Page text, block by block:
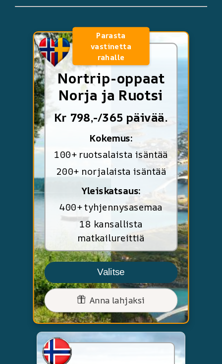
Parasta
vastinetta
rahalle
Nortrip-oppaat
Norja ja Ruotsi
Kr 798,-/365 päivää.
Kokemus:
100+ ruotsalaista isäntää
200+ norjalaista isäntää
Yleiskatsaus:
400+ tyhjennysasemaa
18 kansallista
matkailureittiä
Valitse
Anna lahjaksi